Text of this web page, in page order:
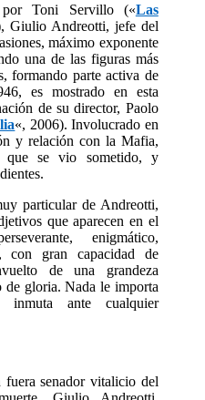
por Toni Servillo («Las
Giulio Andreotti, jefe del
máximo exponente
una de las figuras más
formando parte activa de
es mostrado en esta
de su director, Paolo
«, 2006). Involucrado en
y relación con la Mafia,
se vio sometido, y
particular de Andreotti,
que aparecen en el
enigmático,
con gran capacidad de
de una grandeza
de gloria. Nada le importa
ante cualquier
senador vitalicio del